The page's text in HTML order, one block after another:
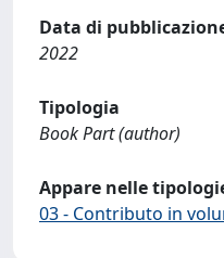
Data di
2022
Tipologia
Book Part (author)
Appare nelle
03 - Contributo in